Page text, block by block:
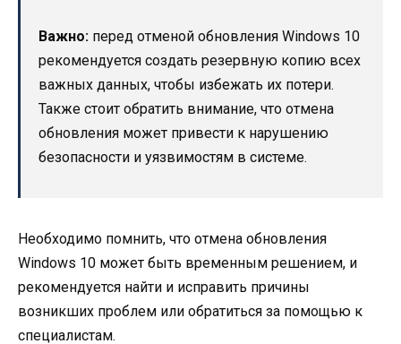
Важно: перед отменой обновления Windows 10
рекомендуется создать резервную копию всех
важных данных, чтобы избежать их потери.
Также стоит обратить внимание, что отмена
обновления может привести к нарушению
безопасности и уязвимостям в системе.
Необходимо помнить, что отмена обновления
Windows 10 может быть временным решением, и
рекомендуется найти и исправить причины
возникших проблем или обратиться за помощью к
специалистам.